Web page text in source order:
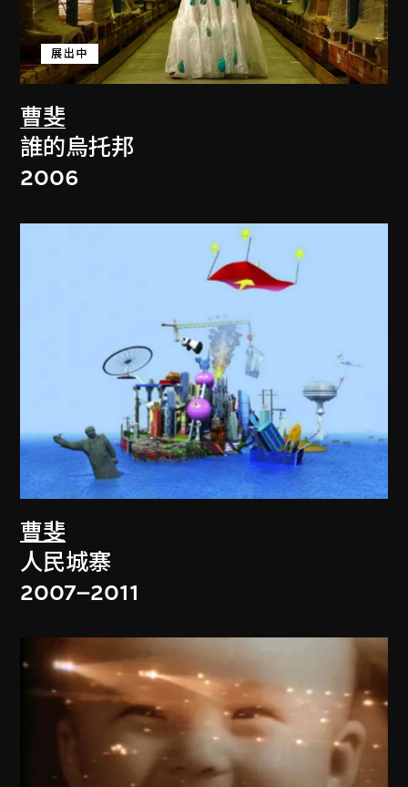
曹斐
展出中
誰的烏托邦
2006
曹斐
人民城寨
2007–2011